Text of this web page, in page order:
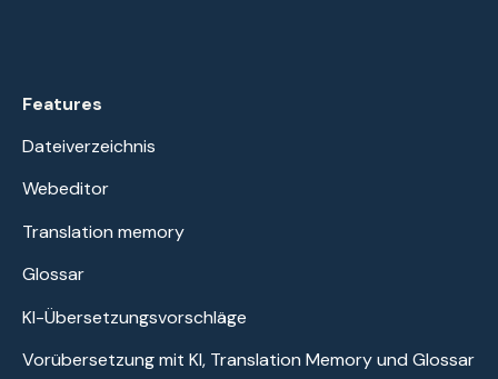
Features
Dateiverzeichnis
Webeditor
Translation memory
Glossar
KI-Übersetzungsvorschläge
Vorübersetzung mit KI, Translation Memory und Glossar